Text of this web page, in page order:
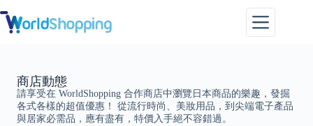
商店動態
請享受在 WorldShopping 合作商店中瀏覽日本商品的樂趣，發掘
各式各樣的超值優惠！ 從流行時尚、美妝用品，到尖端電子產品
與居家必需品，應有盡有，特價入手絕不容錯過。